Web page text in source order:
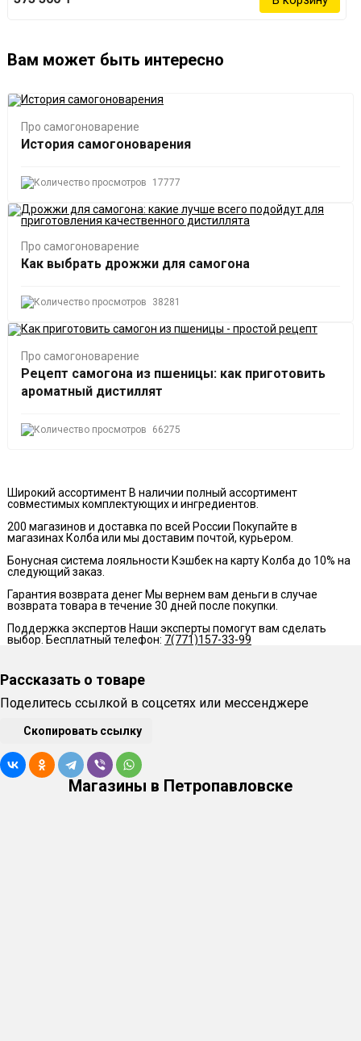
Вам может быть интересно
Про самогоноварение
История самогоноварения
17777
Про самогоноварение
Как выбрать дрожжи для самогона
38281
Про самогоноварение
Рецепт самогона из пшеницы: как приготовить
ароматный дистиллят
66275
Широкий ассортимент В наличии полный ассортимент
совместимых комплектующих и ингредиентов.
200 магазинов и доставка по всей России Покупайте в
магазинах Колба или мы доставим почтой, курьером.
Бонусная система лояльности Кэшбек на карту Колба до 10% на
следующий заказ.
Гарантия возврата денег Мы вернем вам деньги в случае
возврата товара в течение 30 дней после покупки.
Поддержка экспертов Наши эксперты помогут вам сделать
выбор. Бесплатный телефон: 7(771)157-33-99
Рассказать о товаре
Поделитесь ссылкой в соцсетях или мессенджере
Скопировать ссылку
Магазины в Петропавловске